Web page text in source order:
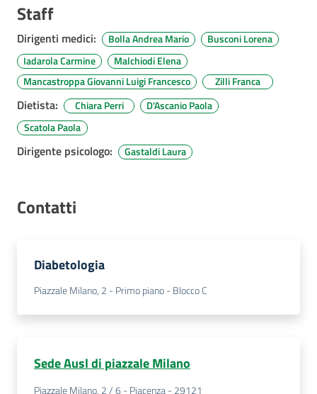
Staff
Dirigenti medici: Bolla Andrea Mario
Busconi Lorena
Iadarola Carmine
Malchiodi Elena
Mancastroppa Giovanni Luigi Francesco
Zilli Franca
Dietista: Chiara Perri
D'Ascanio Paola
Scatola Paola
Dirigente psicologo: Gastaldi Laura
Contatti
Diabetologia
Piazzale Milano, 2 - Primo piano - Blocco C
Sede Ausl di piazzale Milano
Piazzale Milano, 2 / 6 - Piacenza - 29121